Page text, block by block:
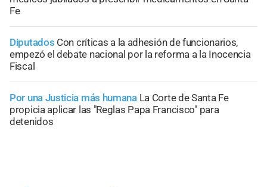
Fe
Diputados Con críticas a la adhesión de funcionarios,
empezó el debate nacional por la reforma a la Inocencia
Fiscal
Por una Justicia más humana La Corte de Santa Fe
propicia aplicar las "Reglas Papa Francisco" para
detenidos